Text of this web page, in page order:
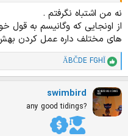
نه من اشتباه نگرفتم .
از اونجایی که وگانیسم به
های مختلف داره عمل کردن
ا
م
ی
ز
ÄBČDE FGHÏ
swimbird
any good tidings?